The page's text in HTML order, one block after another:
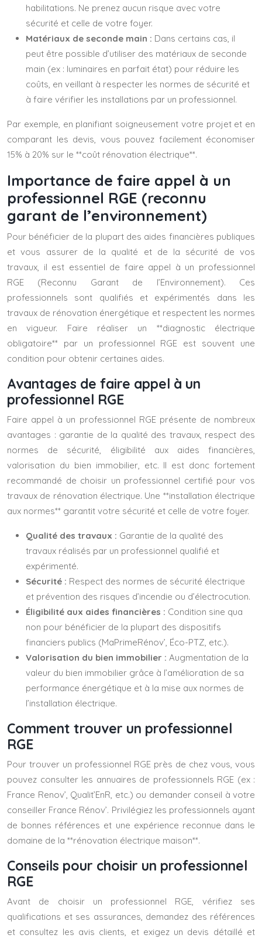
habilitations. Ne prenez aucun risque avec votre
sécurité et celle de votre foyer.
Matériaux de seconde main : Dans certains cas, il
peut être possible d’utiliser des matériaux de seconde
main (ex : luminaires en parfait état) pour réduire les
coûts, en veillant à respecter les normes de sécurité et
à faire vérifier les installations par un professionnel.
Par exemple, en planifiant soigneusement votre projet et en
comparant les devis, vous pouvez facilement économiser
15% à 20% sur le **coût rénovation électrique**.
Importance de faire appel à un
professionnel RGE (reconnu
garant de l’environnement)
Pour bénéficier de la plupart des aides financières publiques
et vous assurer de la qualité et de la sécurité de vos
travaux, il est essentiel de faire appel à un professionnel
RGE (Reconnu Garant de l’Environnement). Ces
professionnels sont qualifiés et expérimentés dans les
travaux de rénovation énergétique et respectent les normes
en vigueur. Faire réaliser un **diagnostic électrique
obligatoire** par un professionnel RGE est souvent une
condition pour obtenir certaines aides.
Avantages de faire appel à un
professionnel RGE
Faire appel à un professionnel RGE présente de nombreux
avantages : garantie de la qualité des travaux, respect des
normes de sécurité, éligibilité aux aides financières,
valorisation du bien immobilier, etc. Il est donc fortement
recommandé de choisir un professionnel certifié pour vos
travaux de rénovation électrique. Une **installation électrique
aux normes** garantit votre sécurité et celle de votre foyer.
Qualité des travaux : Garantie de la qualité des
travaux réalisés par un professionnel qualifié et
expérimenté.
Sécurité : Respect des normes de sécurité électrique
et prévention des risques d’incendie ou d’électrocution.
Éligibilité aux aides financières : Condition sine qua
non pour bénéficier de la plupart des dispositifs
financiers publics (MaPrimeRénov’, Éco-PTZ, etc.).
Valorisation du bien immobilier : Augmentation de la
valeur du bien immobilier grâce à l’amélioration de sa
performance énergétique et à la mise aux normes de
l’installation électrique.
Comment trouver un professionnel
RGE
Pour trouver un professionnel RGE près de chez vous, vous
pouvez consulter les annuaires de professionnels RGE (ex :
France Renov’, Qualit’EnR, etc.) ou demander conseil à votre
conseiller France Rénov’. Privilégiez les professionnels ayant
de bonnes références et une expérience reconnue dans le
domaine de la **rénovation électrique maison**.
Conseils pour choisir un professionnel
RGE
Avant de choisir un professionnel RGE, vérifiez ses
qualifications et ses assurances, demandez des références
et consultez les avis clients, et exigez un devis détaillé et